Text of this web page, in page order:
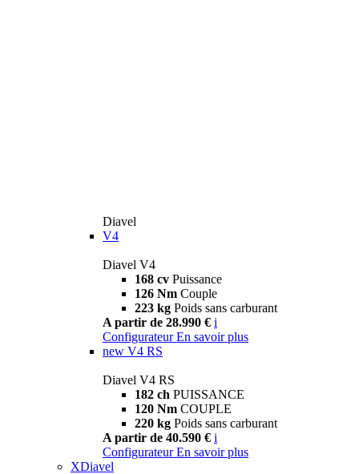
Diavel
V4
Diavel V4
168 cv Puissance
126 Nm Couple
223 kg Poids sans carburant
A partir de 28.990 € i
Configurateur En savoir plus
new V4 RS
Diavel V4 RS
182 ch PUISSANCE
120 Nm COUPLE
220 kg Poids sans carburant
A partir de 40.590 € i
Configurateur En savoir plus
XDiavel